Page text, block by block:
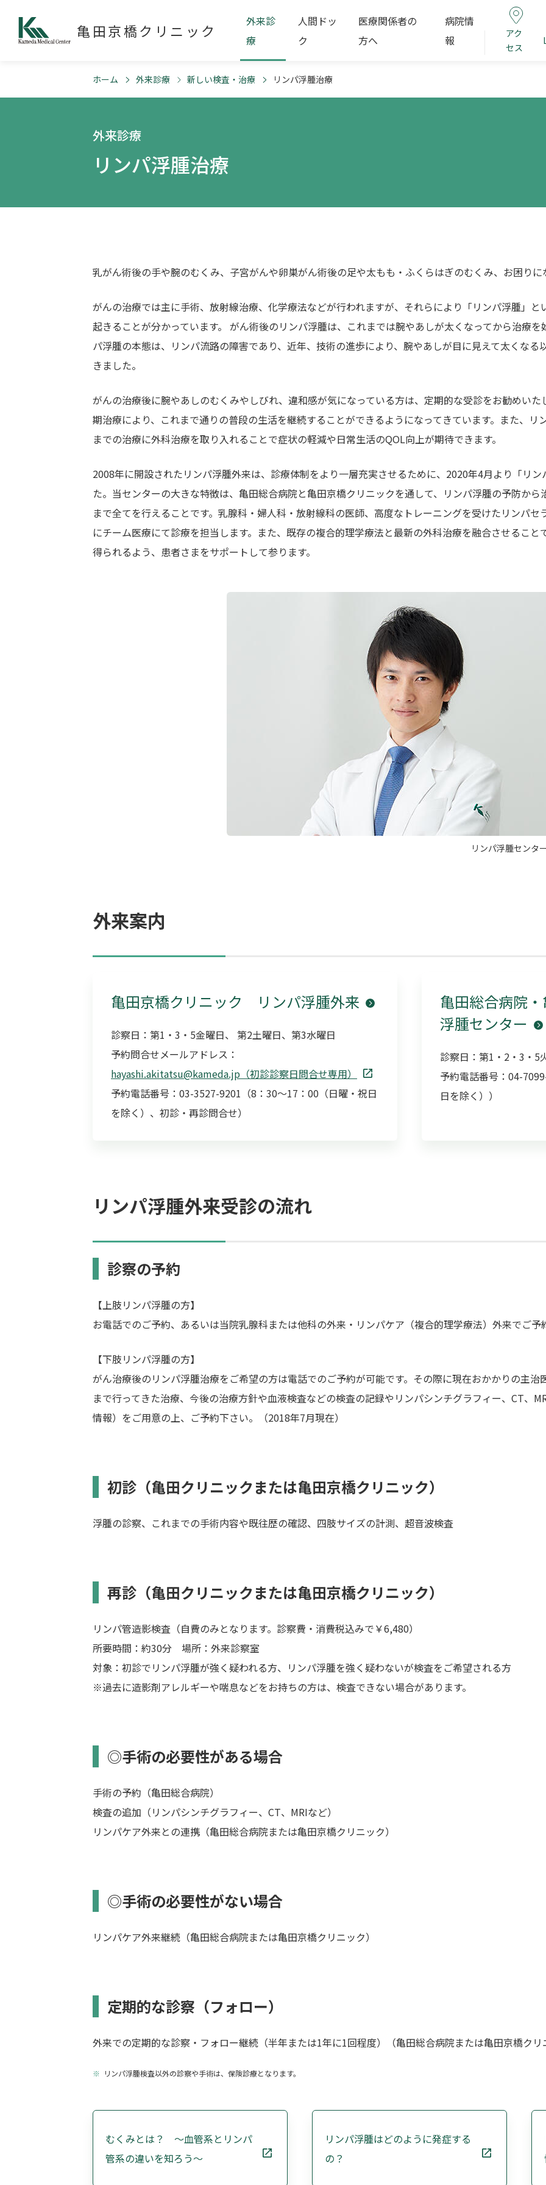
亀田京橋クリニック
外来診
療
人間ドッ
ク
医療関係者の
方へ
病院情
報
アク
セス
ホーム 外来診療 新しい検査・治療 リンパ浮腫治療
外来診療
リンパ浮腫治療
乳がん術後の手や腕のむくみ、子宮がんや卵巣がん術後の足や太もも・ふくらはぎのむくみ、お困りに
がんの治療では主に手術、放射線治療、化学療法などが行われますが、それらにより「リンパ浮腫」
起きることが分かっています。 がん術後のリンパ浮腫は、これまでは腕やあしが太くなってから治療
パ浮腫の本態は、リンパ流路の障害であり、近年、技術の進歩により、腕やあしが目に見えて太くなる
きました。
がんの治療後に腕やあしのむくみやしびれ、違和感が気になっている方は、定期的な受診をお勧めい
期治療により、これまで通りの普段の生活を継続することができるようになってきています。また、
までの治療に外科治療を取り入れることで症状の軽減や日常生活のQOL向上が期待できます。
2008年に開設されたリンパ浮腫外来は、診療体制をより一層充実させるために、2020年4月より「リ
た。当センターの大きな特徴は、亀田総合病院と亀田京橋クリニックを通して、リンパ浮腫の予防か
まで全てを行えることです。乳腺科・婦人科・放射線科の医師、高度なトレーニングを受けたリンパ
にチーム医療にて診療を担当します。また、既存の複合的理学療法と最新の外科治療を融合させるこ
得られるよう、患者さまをサポートして参ります。
リンパ浮腫セン
外来案内
亀田京橋クリニック リンパ浮腫外来
診察日：第1・3・5金曜日、 第2土曜日、第3水曜日
予約問合せメールアドレス：
hayashi.akitatsu@kameda.jp（初診診察日問合せ専用）
予約電話番号：03-3527-9201（8：30〜17：00（日曜・祝日
を除く）、初診・再診問合せ）
亀田総合病院
浮腫センター
診察日：第1・2・3・5
予約電話番号：04-
日を除く））
リンパ浮腫外来受診の流れ
診察の予約
【上肢リンパ浮腫の方】
お電話でのご予約、あるいは当院乳腺科または他科の外来・リンパケア（複合的理学療法）外来でご予
【下肢リンパ浮腫の方】
がん治療後のリンパ浮腫治療をご希望の方は電話でのご予約が可能です。その際に現在おかかりの主
まで行ってきた治療、今後の治療方針や血液検査などの検査の記録やリンパシンチグラフィー、CT、
情報）をご用意の上、ご予約下さい。（2018年7月現在）
初診（亀田クリニックまたは亀田京橋クリニック）
浮腫の診察、これまでの手術内容や既往歴の確認、四肢サイズの計測、超音波検査
再診（亀田クリニックまたは亀田京橋クリニック）
リンパ管造影検査（自費のみとなります。診察費・消費税込みで￥6,480）
所要時間：約30分 場所：外来診察室
対象：初診でリンパ浮腫が強く疑われる方、リンパ浮腫を強く疑わないが検査をご希望される方
※過去に造影剤アレルギーや喘息などをお持ちの方は、検査できない場合があります。
◎手術の必要性がある場合
手術の予約（亀田総合病院）
検査の追加（リンパシンチグラフィー、CT、MRIなど）
リンパケア外来との連携（亀田総合病院または亀田京橋クリニック）
◎手術の必要性がない場合
リンパケア外来継続（亀田総合病院または亀田京橋クリニック）
定期的な診察（フォロー）
外来での定期的な診察・フォロー継続（半年または1年に1回程度）（亀田総合病院または亀田京橋クリ
リンパ浮腫検査以外の診察や手術は、保険診療となります。
むくみとは？ ～血管系とリンパ
管系の違いを知ろう～
リンパ浮腫はどのように発症する
の？